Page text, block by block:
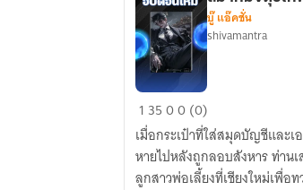
สมาคม
จตุร
เทพ
บู๊ แอ๊คชั่น
shivamantra
1 3500 (0)
เมื่อกระเป๋าที่ใส่สมุดบัญชีและ
หายไปหลังถูกลอบสังหาร ท่าน
ลูกสาวพ่อเลี้ยงที่เชียงใหม่เพื่อ